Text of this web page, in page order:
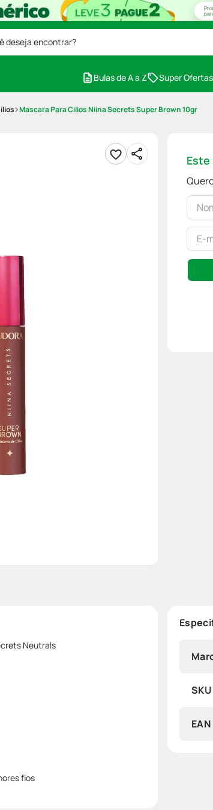
encontrar?
Bulas de A a Z Super Ofertas
Mascara Para Cilios Niina Secrets Super Brown 10gr
Neutrals
fios
SKU
EAN